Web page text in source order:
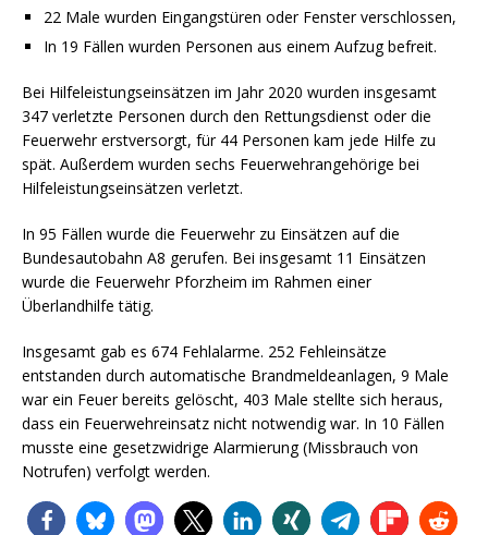
22 Male wurden Eingangstüren oder Fenster verschlossen,
In 19 Fällen wurden Personen aus einem Aufzug befreit.
Bei Hilfeleistungseinsätzen im Jahr 2020 wurden insgesamt
347 verletzte Personen durch den Rettungsdienst oder die
Feuerwehr erstversorgt, für 44 Personen kam jede Hilfe zu
spät. Außerdem wurden sechs Feuerwehrangehörige bei
Hilfeleistungseinsätzen verletzt.
In 95 Fällen wurde die Feuerwehr zu Einsätzen auf die
Bundesautobahn A8 gerufen. Bei insgesamt 11 Einsätzen
wurde die Feuerwehr Pforzheim im Rahmen einer
Überlandhilfe tätig.
Insgesamt gab es 674 Fehlalarme. 252 Fehleinsätze
entstanden durch automatische Brandmeldeanlagen, 9 Male
war ein Feuer bereits gelöscht, 403 Male stellte sich heraus,
dass ein Feuerwehreinsatz nicht notwendig war. In 10 Fällen
musste eine gesetzwidrige Alarmierung (Missbrauch von
Notrufen) verfolgt werden.